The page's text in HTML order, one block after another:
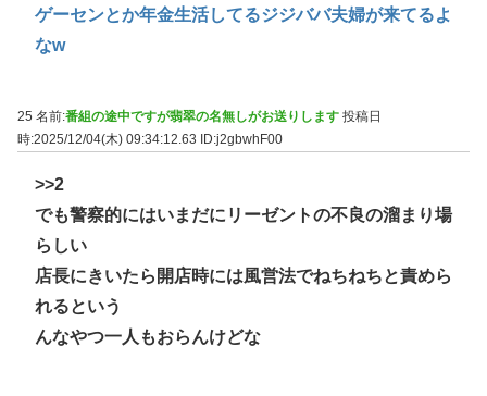
ゲーセンとか年金生活してるジジババ夫婦が来てるよ
なw
25 名前:番組の途中ですが翡翠の名無しがお送りします 投稿日
時:2025/12/04(木) 09:34:12.63
ID:j2gbwhF00
>>2
でも警察的にはいまだにリーゼントの不良の溜まり場
らしい
店長にきいたら開店時には風営法でねちねちと責めら
れるという
んなやつ一人もおらんけどな